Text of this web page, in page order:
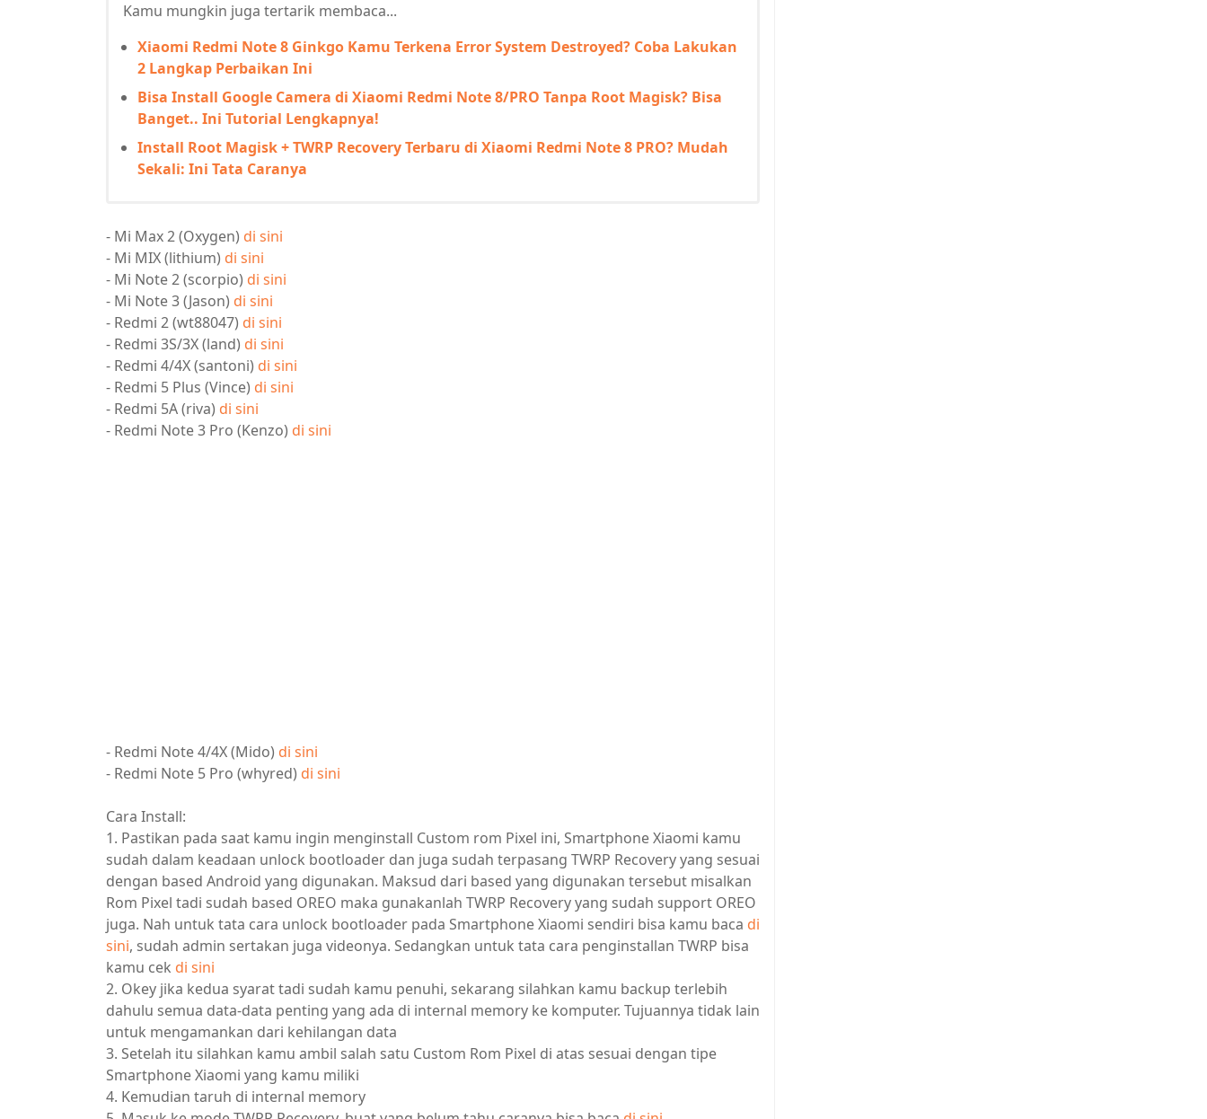
Kamu mungkin juga tertarik membaca...
Xiaomi Redmi Note 8 Ginkgo Kamu Terkena Error System Destroyed? Coba Lakukan
2 Langkap Perbaikan Ini
Bisa Install Google Camera di Xiaomi Redmi Note 8/PRO Tanpa Root Magisk? Bisa
Banget.. Ini Tutorial Lengkapnya!
Install Root Magisk + TWRP Recovery Terbaru di Xiaomi Redmi Note 8 PRO? Mudah
Sekali: Ini Tata Caranya
- Mi Max 2 (Oxygen) di sini
- Mi MIX (lithium) di sini
- Mi Note 2 (scorpio) di sini
- Mi Note 3 (Jason) di sini
- Redmi 2 (wt88047) di sini
- Redmi 3S/3X (land) di sini
- Redmi 4/4X (santoni) di sini
- Redmi 5 Plus (Vince) di sini
- Redmi 5A (riva) di sini
- Redmi Note 3 Pro (Kenzo) di sini
- Redmi Note 4/4X (Mido) di sini
- Redmi Note 5 Pro (whyred) di sini
Cara Install:
1. Pastikan pada saat kamu ingin menginstall Custom rom Pixel ini, Smartphone Xiaomi kamu
sudah dalam keadaan unlock bootloader dan juga sudah terpasang TWRP Recovery yang sesuai
dengan based Android yang digunakan. Maksud dari based yang digunakan tersebut misalkan
Rom Pixel tadi sudah based OREO maka gunakanlah TWRP Recovery yang sudah support OREO
juga. Nah untuk tata cara unlock bootloader pada Smartphone Xiaomi sendiri bisa kamu baca di
sini, sudah admin sertakan juga videonya. Sedangkan untuk tata cara penginstallan TWRP bisa
kamu cek di sini
2. Okey jika kedua syarat tadi sudah kamu penuhi, sekarang silahkan kamu backup terlebih
dahulu semua data-data penting yang ada di internal memory ke komputer. Tujuannya tidak lain
untuk mengamankan dari kehilangan data
3. Setelah itu silahkan kamu ambil salah satu Custom Rom Pixel di atas sesuai dengan tipe
Smartphone Xiaomi yang kamu miliki
4. Kemudian taruh di internal memory